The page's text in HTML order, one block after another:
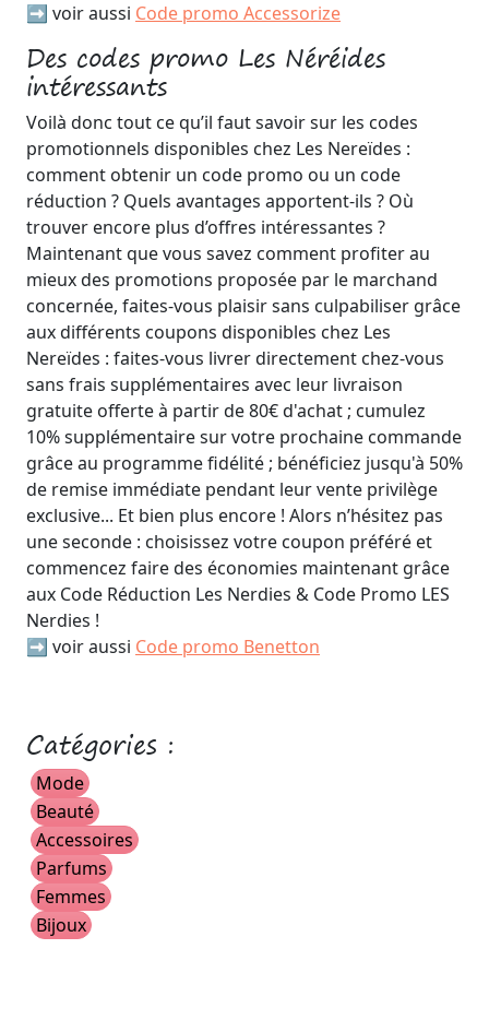
➡️ voir aussi Code promo Accessorize
Des codes promo Les Néréides
intéressants
Voilà donc tout ce qu’il faut savoir sur les codes
promotionnels disponibles chez Les Nereïdes :
comment obtenir un code promo ou un code
réduction ? Quels avantages apportent-ils ? Où
trouver encore plus d’offres intéressantes ?
Maintenant que vous savez comment profiter au
mieux des promotions proposée par le marchand
concernée, faites-vous plaisir sans culpabiliser grâce
aux différents coupons disponibles chez Les
Nereïdes : faites-vous livrer directement chez-vous
sans frais supplémentaires avec leur livraison
gratuite offerte à partir de 80€ d'achat ; cumulez
10% supplémentaire sur votre prochaine commande
grâce au programme fidélité ; bénéficiez jusqu'à 50%
de remise immédiate pendant leur vente privilège
exclusive... Et bien plus encore ! Alors n’hésitez pas
une seconde : choisissez votre coupon préféré et
commencez faire des économies maintenant grâce
aux Code Réduction Les Nerdies & Code Promo LES
Nerdies !
➡️ voir aussi Code promo Benetton
Catégories :
Mode
Beauté
Accessoires
Parfums
Femmes
Bijoux